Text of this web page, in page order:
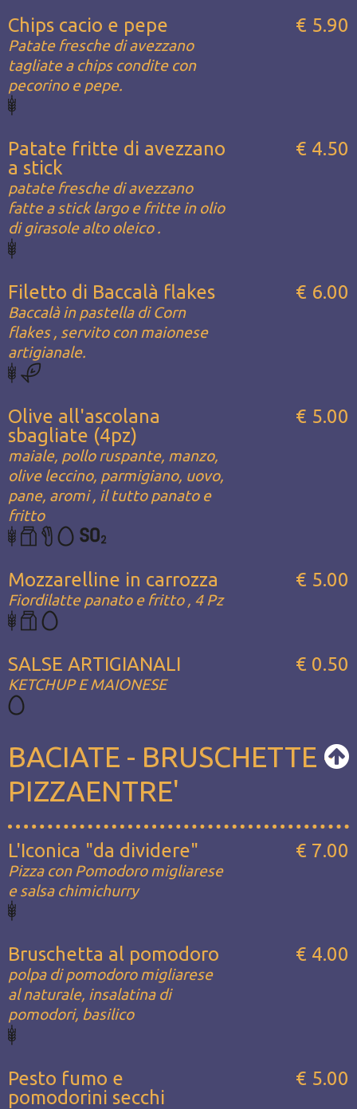
Chips cacio e pepe
Patate fresche di avezzano
tagliate a chips condite con
pecorino e pepe.
€ 5.90
Patate fritte di avezzano
a stick
patate fresche di avezzano
fatte a stick largo e fritte in olio
di girasole alto oleico .
€ 4.50
Filetto di Baccalà flakes
Baccalà in pastella di Corn
flakes , servito con maionese
artigianale.
€ 6.00
Olive all'ascolana
sbagliate (4pz)
maiale, pollo ruspante, manzo,
olive leccino, parmigiano, uovo,
pane, aromi , il tutto panato e
fritto
€ 5.00
Mozzarelline in carrozza
Fiordilatte panato e fritto , 4 Pz
€ 5.00
SALSE ARTIGIANALI
KETCHUP E MAIONESE
€ 0.50
BACIATE - BRUSCHETTE -
PIZZAENTRE'
L'Iconica "da dividere"
Pizza con Pomodoro migliarese
e salsa chimichurry
€ 7.00
Bruschetta al pomodoro
polpa di pomodoro migliarese
al naturale, insalatina di
pomodori, basilico
€ 4.00
Pesto fumo e
pomodorini secchi
€ 5.00